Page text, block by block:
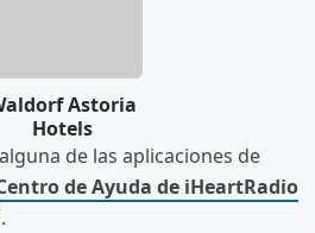
Astoria
Hotels
de las aplicaciones de
de Ayuda de iHeartRadio